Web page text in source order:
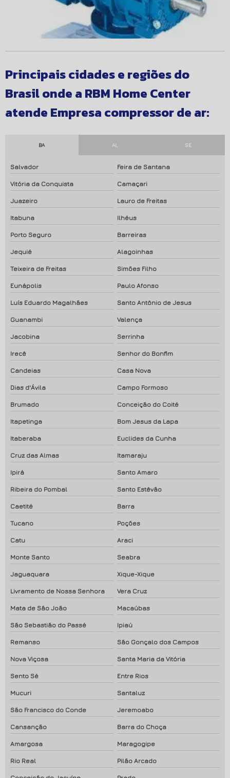
Principais cidades e regiões do
Brasil onde a RBM Home Center
atende Empresa compressor de ar:
BA AL SE
Salvador Feira de Santana
Vitória da Conquista Camaçari
Juazeiro Lauro de Freitas
Itabuna Ilhéus
Porto Seguro Barreiras
Jequié Alagoinhas
Teixeira de Freitas Simões Filho
Eunápolis Paulo Afonso
Luís Eduardo Magalhães Santo Antônio de Jesus
Guanambi Valença
Jacobina Serrinha
Irecê Senhor do Bonfim
Candeias Casa Nova
Dias d'Ávila Campo Formoso
Brumado Conceição do Coité
Itapetinga Bom Jesus da Lapa
Itaberaba Euclides da Cunha
Cruz das Almas Itamaraju
Ipirá Santo Amaro
Ribeira do Pombal Santo Estêvão
Caetité Barra
Tucano Poções
Catu Araci
Monte Santo Seabra
Jaguaquara Xique-Xique
Livramento de Nossa Senhora Vera Cruz
Mata de São João Macaúbas
São Sebastião do Passé Ipiaú
Remanso São Gonçalo dos Campos
Nova Viçosa Santa Maria da Vitória
Sento Sé Entre Rios
Mucuri Santaluz
São Francisco do Conde Jeremoabo
Cansanção Barra do Choça
Amargosa Maragogipe
Rio Real Pilão Arcado